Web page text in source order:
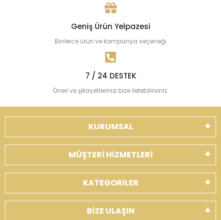
Geniş Ürün Yelpazesi
Binlerce ürün ve kampanya seçeneği
7 / 24 DESTEK
Öneri ve şikayetlerinizi bize iletebilirsiniz.
KURUMSAL
MÜŞTERİ HİZMETLERİ
KATEGORİLER
BİZE ULAŞIN